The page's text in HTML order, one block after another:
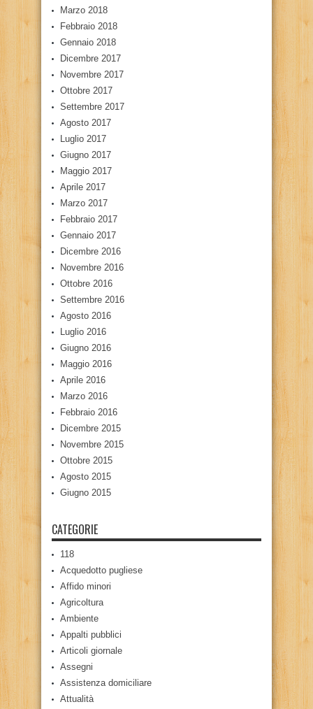
Marzo 2018
Febbraio 2018
Gennaio 2018
Dicembre 2017
Novembre 2017
Ottobre 2017
Settembre 2017
Agosto 2017
Luglio 2017
Giugno 2017
Maggio 2017
Aprile 2017
Marzo 2017
Febbraio 2017
Gennaio 2017
Dicembre 2016
Novembre 2016
Ottobre 2016
Settembre 2016
Agosto 2016
Luglio 2016
Giugno 2016
Maggio 2016
Aprile 2016
Marzo 2016
Febbraio 2016
Dicembre 2015
Novembre 2015
Ottobre 2015
Agosto 2015
Giugno 2015
CATEGORIE
118
Acquedotto pugliese
Affido minori
Agricoltura
Ambiente
Appalti pubblici
Articoli giornale
Assegni
Assistenza domiciliare
Attualità